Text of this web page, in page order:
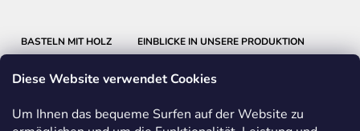
Diese Website verwendet Cookies
Um Ihnen das bequeme Surfen auf der Website zu
BASTELN MIT HOLZ EINBLICKE IN UNSERE PRODUKTION